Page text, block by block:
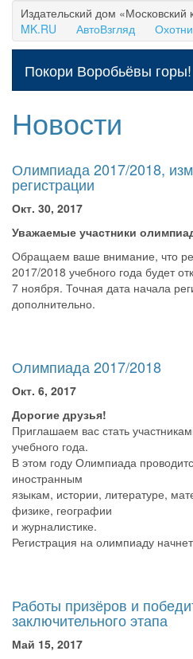
Издательский дом «Московский
MK.RU
АвтоВзгляд
Покори Воробьёвы горы!
Новости
Олимпиада 2017/2018,
регистрации
Окт. 30, 2017
Уважаемые участники
Обращаем ваше внимание, что
2017/2018 учебного года будет
7 ноября. Точная дата начала
дополнительно.
Олимпиада 2017/2018
Окт. 6, 2017
Дорогие друзья!
Приглашаем вас стать
учебного года.
В этом году Олимпиада
иностранным
языкам, истории, литературе,
физике, географии
и журналистике.
Регистрация на олимпиаду
Работы призёров и
заключительного этапа
Май 15, 2017